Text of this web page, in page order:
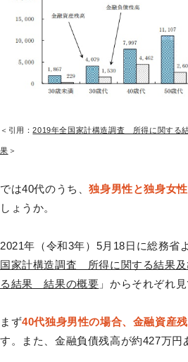
＜引用：2019年全国家計構造調査 所得に関する
果 ＞
では40代のうち、独身男性と独身女
しょうか。
2021年（令和3年）5月18日に総務省
国家計構造調査 所得に関する結果及
る結果 結果の概要 」からそれぞれ
まず40代独身男性の場合、金融資産
す。また、金融負債残高が約427万円